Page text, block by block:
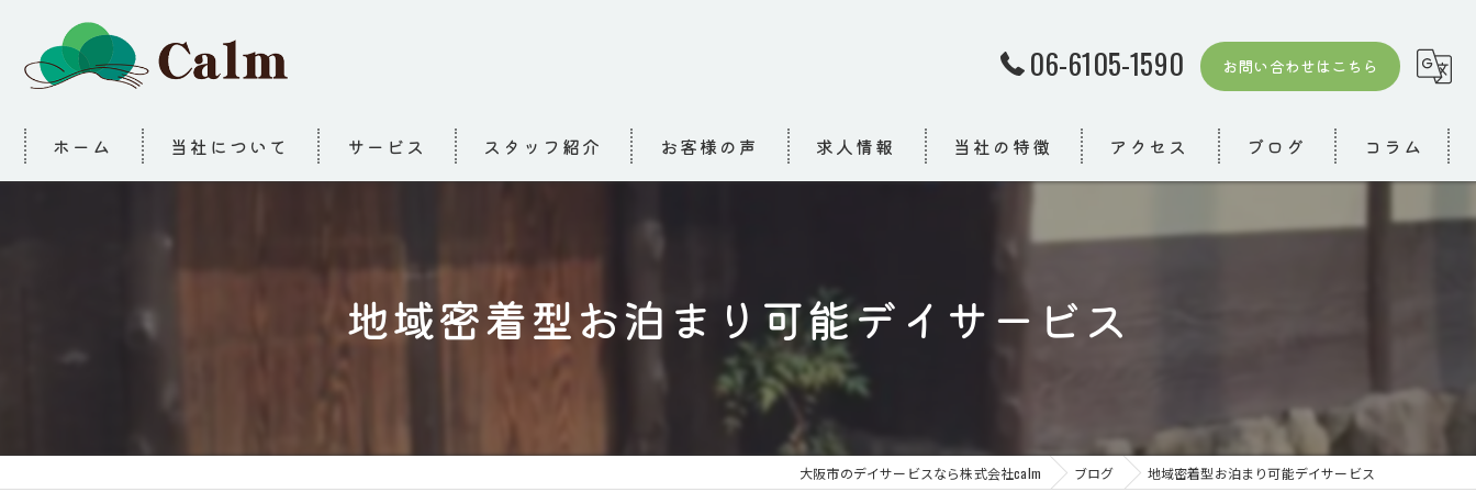
06-6105-1590 お問い合わせはこちら
ホーム 当社について サービス スタッフ紹介 お客様の声 求人情報 当社の特徴
高齢者
アクセス ブログ コラム
地域密着型お泊まり可能デイサービス
大阪市のデイサービスなら株式会社calm ブログ 地域密着型お泊まり可能デイサービス